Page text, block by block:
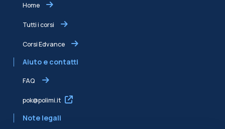
Home
Tutti i corsi
Corsi Edvance
Aiuto e contatti
FAQ
pok@polimi.it
Note legali